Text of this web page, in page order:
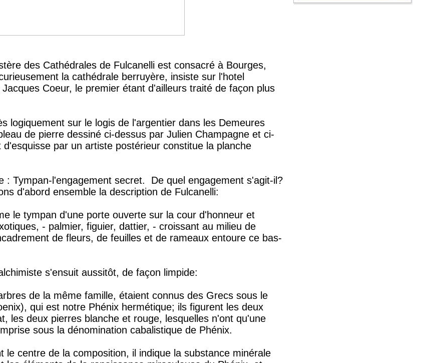
des Cathédrales de Fulcanelli est consacré à Bourges,
la cathédrale berruyère, insiste sur l'hotel
Coeur, le premier étant d'ailleurs traité de façon plus
logiquement sur le logis de l'argentier dans les Demeures
de pierre dessiné ci-dessus par Julien Champagne et ci-
par un artiste postérieur constitue la planche
: Tympan-l'engagement secret. De quel engagement s'agit-il?
d'abord ensemble la description de Fulcanelli:
le tympan d'une porte ouverte sur la cour d'honneur et
- palmier, figuier, dattier, - croissant au milieu de
de fleurs, de feuilles et de rameaux entoure ce bas-
s'ensuit aussitôt, de façon limpide:
de la même famille, étaient connus des Grecs sous le
qui est notre Phénix hermétique; ils figurent les deux
les deux pierres blanche et rouge, lesquelles n'ont qu'une
sous la dénomination cabalistique de Phénix.
le centre de la composition, il indique la substance minérale